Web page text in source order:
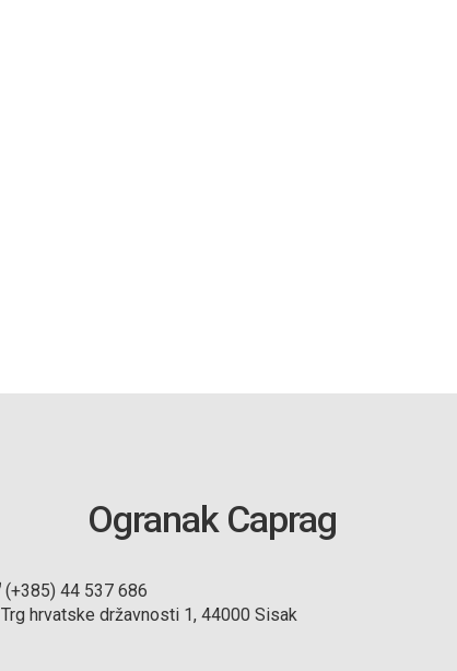
Ogranak Caprag
(+385) 44 537 686
Trg hrvatske državnosti 1, 44000 Sisak